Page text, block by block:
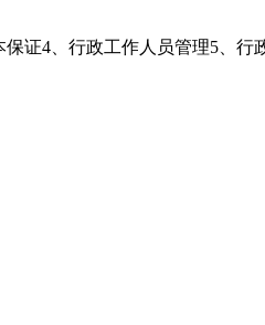
证4、行政工作人员管理5、行